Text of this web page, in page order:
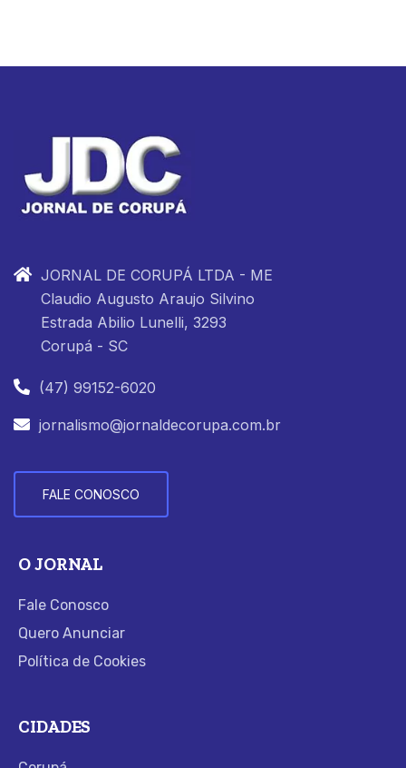
JORNAL DE CORUPÁ LTDA - ME
Claudio Augusto Araujo Silvino
Estrada Abilio Lunelli, 3293
Corupá - SC
(47) 99152-6020
jornalismo@jornaldecorupa.com.br
FALE CONOSCO
O JORNAL
Fale Conosco
Quero Anunciar
Política de Cookies
CIDADES